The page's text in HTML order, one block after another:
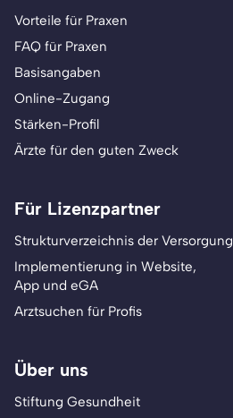
Vorteile für Praxen
FAQ für Praxen
Basisangaben
Online-Zugang
Stärken-Profil
Ärzte für den guten Zweck
Für Lizenzpartner
Strukturverzeichnis der Versorgung
Implementierung in Website,
App und eGA
Arztsuchen für Profis
Über uns
Stiftung Gesundheit